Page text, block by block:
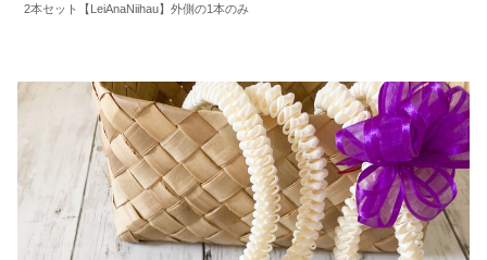
2本セット【LeiAnaNiihau】外側の1本のみ